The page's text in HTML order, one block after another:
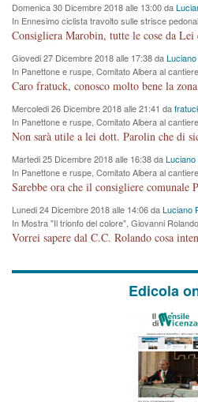
Domenica 30 Dicembre 2018 alle 13:00 da
In Ennesimo ciclista travolto sulle strisce
Comune si svegli"
Giovedi 27 Dicembre 2018 alle 17:38 da
In Panettone e ruspe, Comitato Albera al
cronoprogramma"
Mercoledi 26 Dicembre 2018 alle 21:41 da
In Panettone e ruspe, Comitato Albera al
cronoprogramma"
Martedi 25 Dicembre 2018 alle 16:38 daLuciano
In Panettone e ruspe, Comitato Albera al
cronoprogramma"
Lunedi 24 Dicembre 2018 alle 14:06 daLuciano
In Mostra "Il trionfo del colore", Giovanni
Edicola